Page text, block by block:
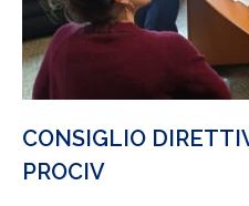
CONSIGLIO
PROCIV